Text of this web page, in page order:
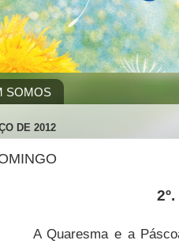
SOMOS
DE 2012
A Quaresma e a